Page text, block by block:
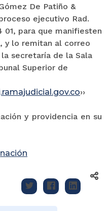
De Patiño &
ejecutivo Rad.
01, para que manifiesten
y lo remitan al correo
secretaría de la Sala
Superior de
››
y providencia en su